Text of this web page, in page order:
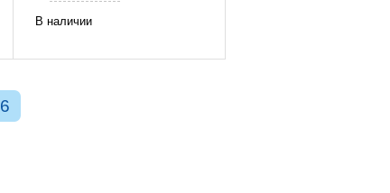
В наличии
6